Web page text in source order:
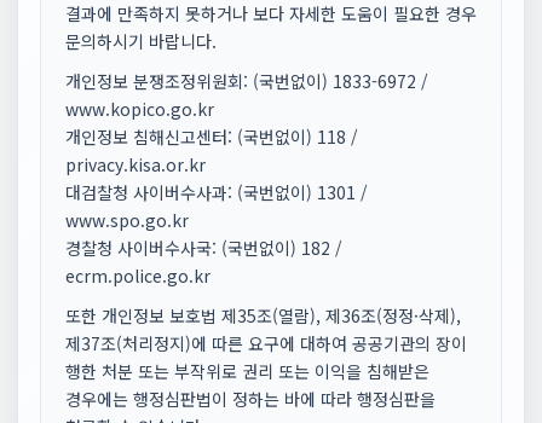
결과에 만족하지 못하거나 보다 자세한 도움이 필요한 경우
문의하시기 바랍니다.
개인정보 분쟁조정위원회: (국번없이) 1833-6972 /
www.kopico.go.kr
개인정보 침해신고센터: (국번없이) 118 /
privacy.kisa.or.kr
대검찰청 사이버수사과: (국번없이) 1301 /
www.spo.go.kr
경찰청 사이버수사국: (국번없이) 182 /
ecrm.police.go.kr
또한 개인정보 보호법 제35조(열람), 제36조(정정·삭제),
제37조(처리정지)에 따른 요구에 대하여 공공기관의 장이
행한 처분 또는 부작위로 권리 또는 이익을 침해받은
경우에는 행정심판법이 정하는 바에 따라 행정심판을